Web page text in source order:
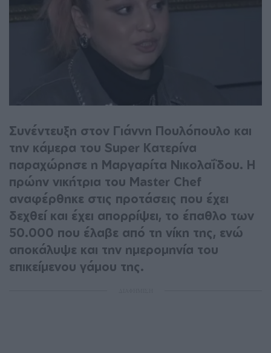
Συνέντευξη στον Γιάννη Πουλόπουλο και
την κάμερα του Super Κατερίνα
παραχώρησε η Μαργαρίτα Νικολαΐδου. Η
πρώην νικήτρια του Master Chef
αναφέρθηκε στις προτάσεις που έχει
δεχθεί και έχει απορρίψει, το έπαθλο των
50.000 που έλαβε από τη νίκη της, ενώ
αποκάλυψε και την ημερομηνία του
επικείμενου γάμου της.